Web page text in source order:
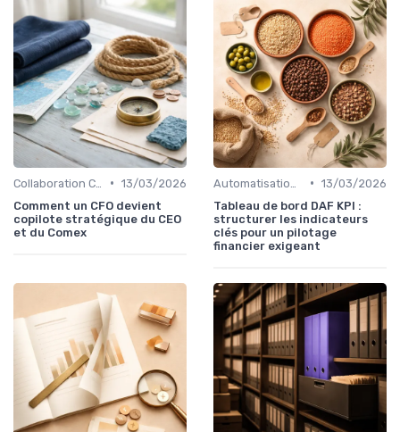
• 13/03/2026
Comment un CFO devient
copilote stratégique du CEO
et du Comex
• 13/03/2026
Tableau de bord DAF KPI :
structurer les indicateurs
clés pour un pilotage
financier exigeant